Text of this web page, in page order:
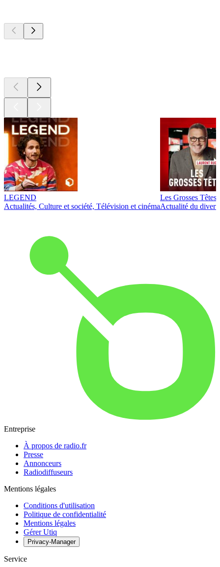
LEGEND
Actualités, Culture et société, Télévision et cinéma
Les Grosses Têtes
Actualité du
Entreprise
À propos de radio.fr
Presse
Annonceurs
Radiodiffuseurs
Mentions légales
Conditions d'utilisation
Politique de confidentialité
Mentions légales
Gérer Utiq
Privacy-Manager
Service